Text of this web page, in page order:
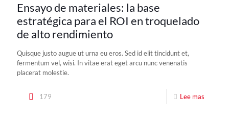
Ensayo de materiales: la base
estratégica para el ROI en troquelado
de alto rendimiento
Quisque justo augue ut urna eu eros. Sed id elit tincidunt et,
fermentum vel, wisi. In vitae erat eget arcu nunc venenatis
placerat molestie.
179 Lee mas